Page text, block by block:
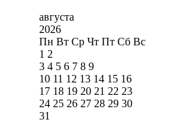
августа
2026
Пн Вт Ср Чт Пт Сб Вс
1 2
3 4 5 6 7 8 9
10 11 12 13 14 15 16
17 18 19 20 21 22 23
24 25 26 27 28 29 30
31